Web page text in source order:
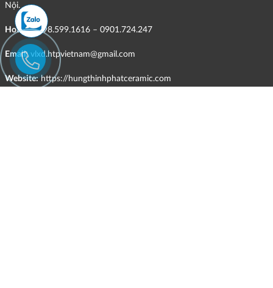
Nội.
Hotline:098.599.1616 – 0901.724.247
Email: vlxd.htpvietnam@gmail.com
Website: https://hungthinhphatceramic.com